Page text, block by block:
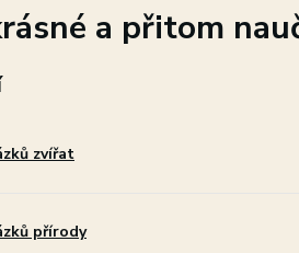
a přitom
zvířat
přírody